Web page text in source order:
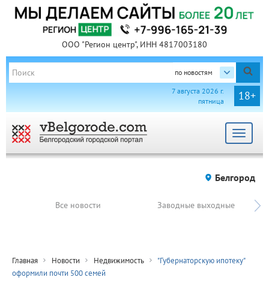
ООО "Регион центр", ИНН 4817003180
по новостям
18+
7 августа 2026 г.
пятница
Toggle
Белгород
Все новости Заводные выходные
Главная Новости Недвижимость
"Губернаторскую ипотеку"
оформили почти 500 семей